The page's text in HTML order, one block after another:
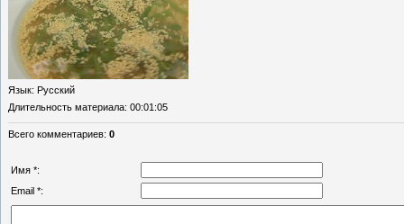
Язык: Русский
Длительность материала: 00:01:05
Всего комментариев: 0
Имя *:
Email *: